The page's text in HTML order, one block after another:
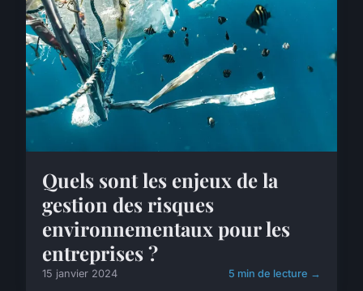
Quels sont les enjeux de la
gestion des risques
environnementaux pour les
entreprises ?
15 janvier 2024 5 min de lecture →